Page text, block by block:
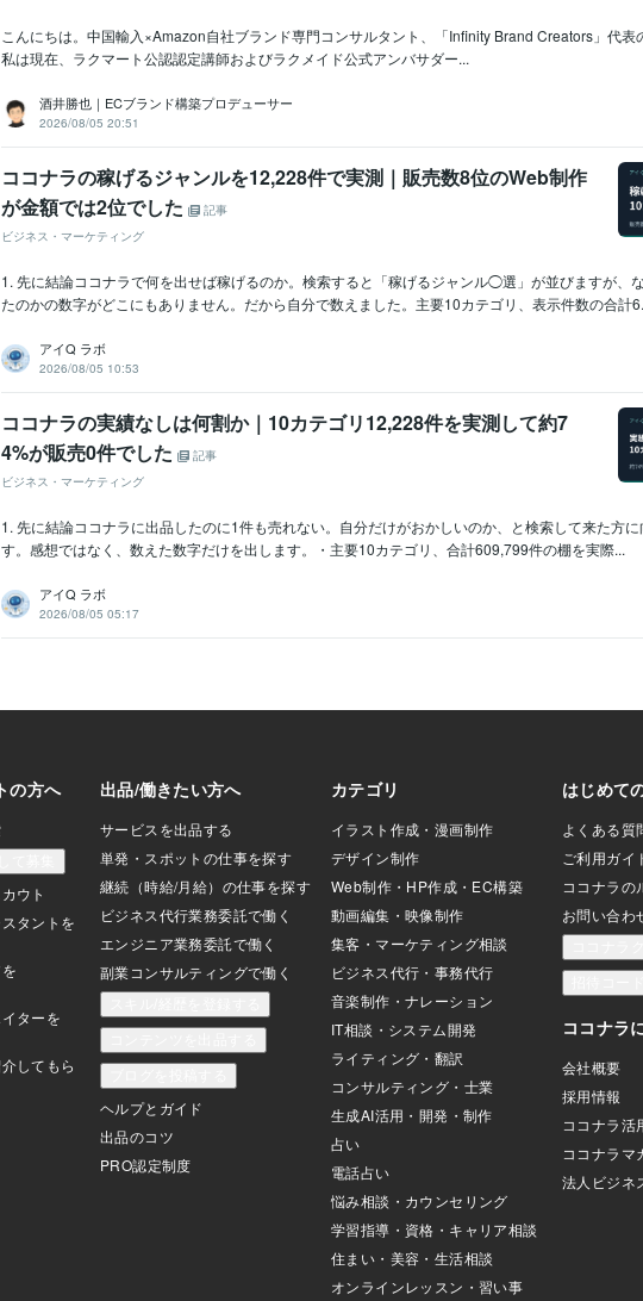
こんにちは。中国輸入×Amazon自社ブランド専門コンサルタント、「Infinity Brand Creators」代表
私は現在、ラクマート公認認定講師およびラクメイド公式アンバサダー...
酒井勝也｜ECブランド構築プロデューサー
2026/08/05 20:51
ココナラの稼げるジャンルを12,228件で実測｜販売数8位のWeb制作
が金額では2位でした
記事
ビジネス・マーケティング
1. 先に結論ココナラで何を出せば稼げるのか。検索すると「稼げるジャンル◯選」が並びますが、
たのかの数字がどこにもありません。だから自分で数えました。主要10カテゴリ、表示件数の合計
アイQ ラボ
2026/08/05 10:53
ココナラの実績なしは何割か｜10カテゴリ12,228件を実測して約7
4%が販売0件でした
記事
ビジネス・マーケティング
1. 先に結論ココナラに出品したのに1件も売れない。自分だけがおかしいのか、と検索して来た方に
す。感想ではなく、数えた数字だけを出します。・主要10カテゴリ、合計609,799件の棚を実際...
アイQ ラボ
2026/08/05 05:17